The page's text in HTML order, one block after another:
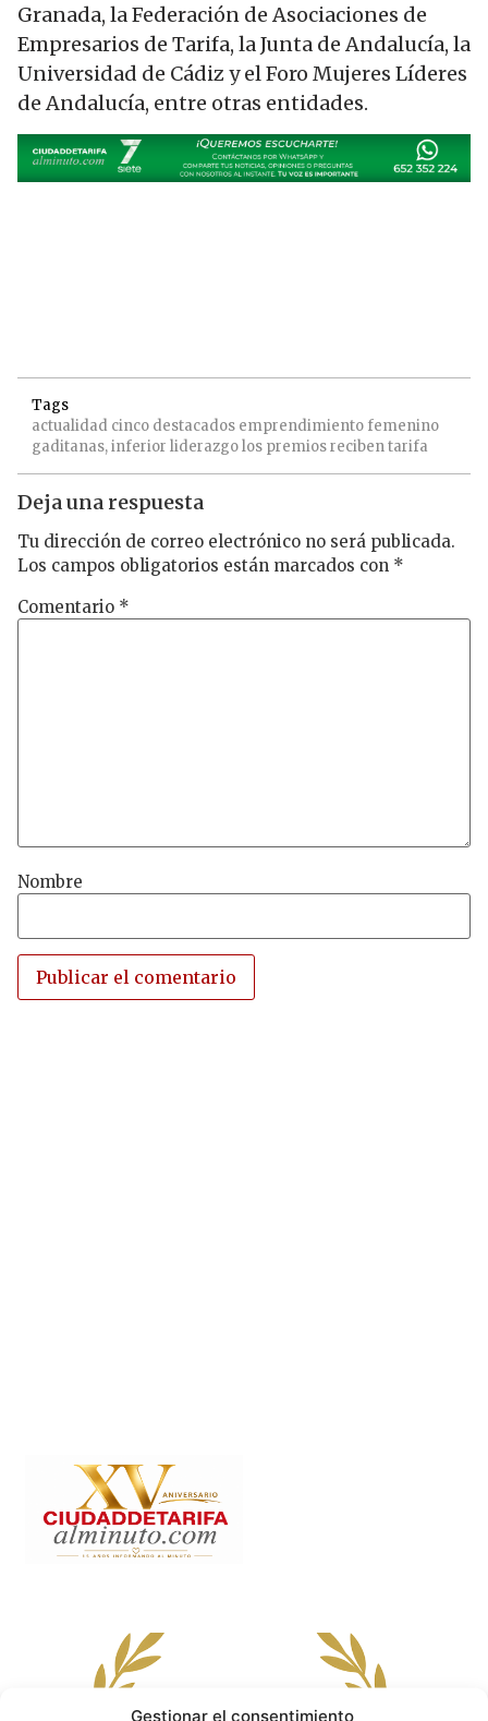
Gestionar el consentimiento
Granada, la Federación de Asociaciones de
Empresarios de Tarifa, la Junta de Andalucía, la
Universidad de Cádiz y el Foro Mujeres Líderes
de Andalucía, entre otras entidades.
Tags
actualidad cinco destacados emprendimiento femenino
gaditanas,inferior liderazgolos premiosrecibentarifa
Deja una respuesta
Tu dirección de correo electrónico no será publicada.
Los campos obligatorios están marcados con *
Comentario *
Nombre